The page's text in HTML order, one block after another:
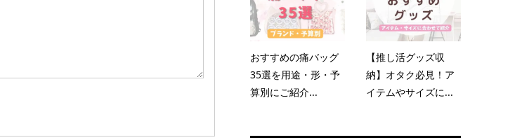
おすすめの痛バッグ
35選を用途・形・予
算別にご紹介...
【推し活グッズ収
納】オタク必見！ア
イテムやサイズに...